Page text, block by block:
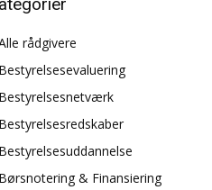
rådgivere
& Finansiering